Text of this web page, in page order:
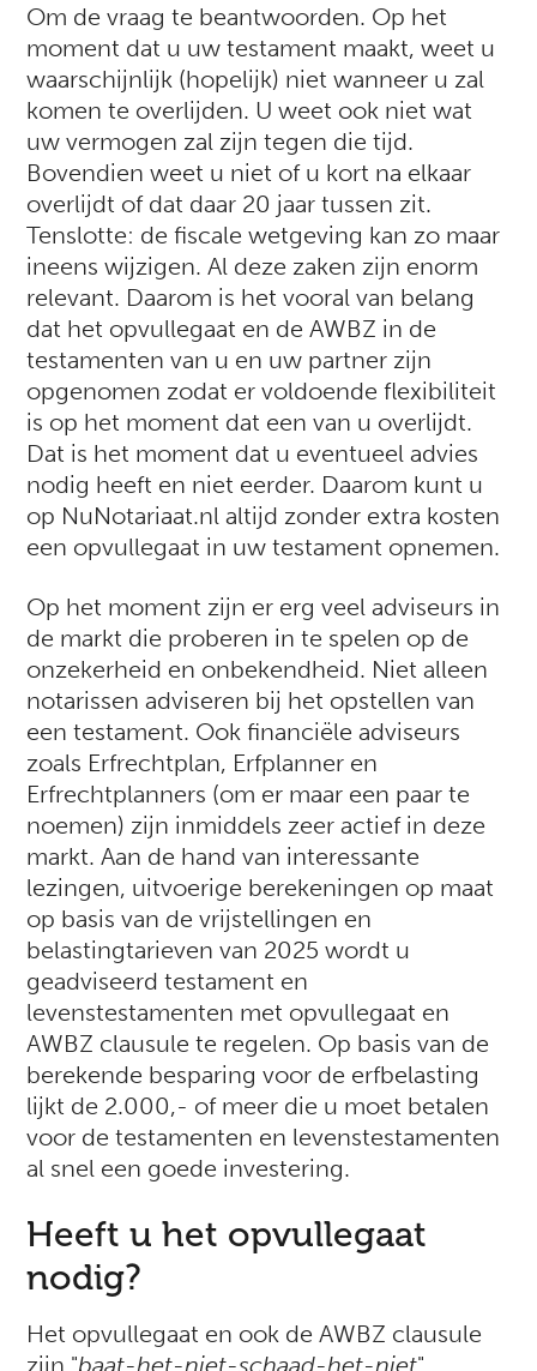
Om de vraag te beantwoorden. Op het
moment dat u uw testament maakt, weet u
waarschijnlijk (hopelijk) niet wanneer u zal
komen te overlijden. U weet ook niet wat
uw vermogen zal zijn tegen die tijd.
Bovendien weet u niet of u kort na elkaar
overlijdt of dat daar 20 jaar tussen zit.
Tenslotte: de fiscale wetgeving kan zo maar
ineens wijzigen. Al deze zaken zijn enorm
relevant. Daarom is het vooral van belang
dat het opvullegaat en de AWBZ in de
testamenten van u en uw partner zijn
opgenomen zodat er voldoende flexibiliteit
is op het moment dat een van u overlijdt.
Dat is het moment dat u eventueel advies
nodig heeft en niet eerder. Daarom kunt u
op NuNotariaat.nl altijd zonder extra kosten
een opvullegaat in uw testament opnemen.
Op het moment zijn er erg veel adviseurs in
de markt die proberen in te spelen op de
onzekerheid en onbekendheid. Niet alleen
notarissen adviseren bij het opstellen van
een testament. Ook financiële adviseurs
zoals Erfrechtplan, Erfplanner en
Erfrechtplanners (om er maar een paar te
noemen) zijn inmiddels zeer actief in deze
markt. Aan de hand van interessante
lezingen, uitvoerige berekeningen op maat
op basis van de vrijstellingen en
belastingtarieven van 2025 wordt u
geadviseerd testament en
levenstestamenten met opvullegaat en
AWBZ clausule te regelen. Op basis van de
berekende besparing voor de erfbelasting
lijkt de 2.000,- of meer die u moet betalen
voor de testamenten en levenstestamenten
al snel een goede investering.
Heeft u het opvullegaat
nodig?
Het opvullegaat en ook de AWBZ clausule
zijn "baat-het-niet-schaad-het-niet"